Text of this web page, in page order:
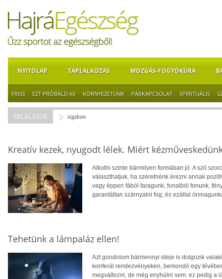
NYITÓLAP TÁPLÁLKOZÁS MOZGÁS-FOGYÓKÚRA
FRISS EZT PRÓBÁLD KI! KÖRNYEZETÜNK PÁRKAPCSOLAT SPIRITUÁLIS
TALÁLATOK izgalom
Kreatív kezek, nyugodt lélek. Miért
Alkotni szinte bármilyen formában jó. A szó
választhatjuk, ha szeretnénk érezni annak
vagy éppen fából faragunk, fonalból fonunk,
garantáltan szárnyalni fog, és ezáltal
Tehetünk a lámpaláz ellen!
Azt gondolom bármennyi ideje is dolgozik
konferál rendezvényeken, bemondó egy
megváltozni, de még enyhülni sem: ez pedig a